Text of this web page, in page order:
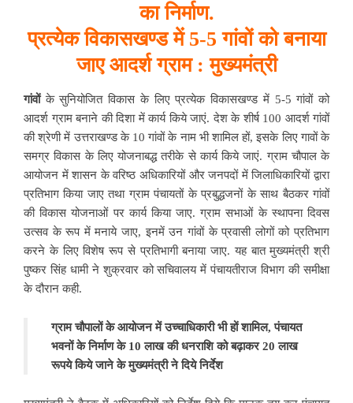
का निर्माण.
प्रत्येक विकासखण्ड में 5-5 गांवों को बनाया
जाए आदर्श ग्राम : मुख्यमंत्री
गांवोंके सुनियोजित विकास के लिए प्रत्येक विकासखण्ड में 5-5 गांवों को
आदर्श ग्राम बनाने की दिशा में कार्य किये जाएं. देश के शीर्ष 100 आदर्श गांवों
की श्रेणी में उत्तराखण्ड के 10 गांवों के नाम भी शामिल हों, इसके लिए गावों के
समग्र विकास के लिए योजनाबद्ध तरीके से कार्य किये जाएं. ग्राम चौपाल के
आयोजन में शासन के वरिष्ठ अधिकारियों और जनपदों में जिलाधिकारियों द्वारा
प्रतिभाग किया जाए तथा ग्राम पंचायतों के प्रबुद्धजनों के साथ बैठकर गांवों
की विकास योजनाओं पर कार्य किया जाए. ग्राम सभाओं के स्थापना दिवस
उत्सव के रूप में मनाये जाए, इनमें उन गांवों के प्रवासी लोगों को प्रतिभाग
करने के लिए विशेष रूप से प्रतिभागी बनाया जाए. यह बात मुख्यमंत्री श्री
पुष्कर सिंह धामी ने शुक्रवार को सचिवालय में पंचायतीराज विभाग की समीक्षा
के दौरान कही.
ग्राम चौपालों के आयोजन में उच्चाधिकारी भी हों शामिल, पंचायत
भवनों के निर्माण के 10 लाख की धनराशि को बढ़ाकर 20 लाख
रूपये किये जाने के मुख्यमंत्री ने दिये निर्देश